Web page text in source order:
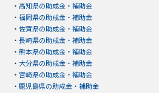
・ 高知県の助成金・補助金
・ 福岡県の助成金・補助金
・ 佐賀県の助成金・補助金
・ 長崎県の助成金・補助金
・ 熊本県の助成金・補助金
・ 大分県の助成金・補助金
・ 宮崎県の助成金・補助金
・ 鹿児島県の助成金・補助金